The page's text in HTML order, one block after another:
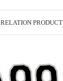
RELATION PRODUCT